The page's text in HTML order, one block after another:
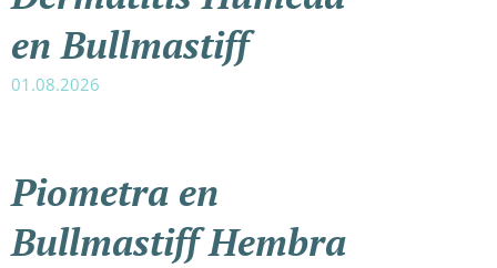
en Bullmastiff
01.08.2026
Piometra en
Bullmastiff Hembra